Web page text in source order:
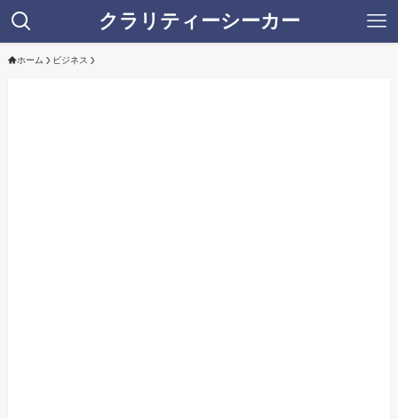
クラリティーシーカー
ホーム ビジネス